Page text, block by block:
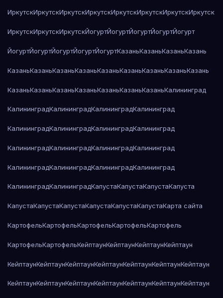
ИркутскИркутскИркутскИркутскИркутскИркутскИркутскИркутск
ИркутскИркутскИркутскЙогуртЙогуртЙогуртЙогуртЙогурт
ЙогуртЙогуртЙогуртЙогуртЙогуртКазаньКазаньКазаньКазань
КазаньКазаньКазаньКазаньКазаньКазаньКазаньКазаньКазань
КазаньКазаньКазаньКазаньКазаньКазаньКазаньКалининград
КалининградКалининградКалининградКалининград
КалининградКалининградКалининградКалининград
КалининградКалининградКалининградКалининград
КалининградКалининградКалининградКалининград
КалининградКалининградКапустаКапустаКапустаКапуста
КапустаКапустаКапустаКапустаКапустаКапустаКарта сайта
КартофельКартофельКартофельКартофельКартофель
КартофельКартофельКейптаунКейптаунКейптаунКейптаун
КейптаунКейптаунКейптаунКейптаунКейптаунКейптаунКейптаун
КейптаунКейптаунКейптаунКейптаунКейптаунКейптаунКейптаун